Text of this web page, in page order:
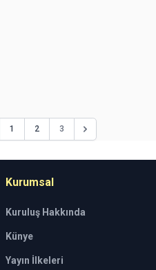
1 2 3
Kurumsal
Kuruluş Hakkında
Künye
Yayın İlkeleri